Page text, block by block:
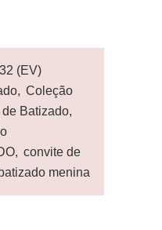
(EV)
, Coleção
Batizado,
, convite de
menina